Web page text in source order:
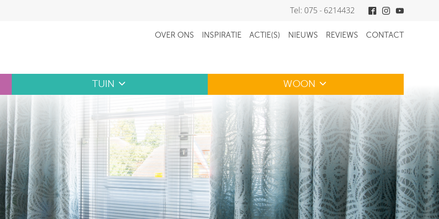
Tel: 075 - 6214432
OVER ONS INSPIRATIE ACTIE(S) NIEUWS REVIEWS CONTACT
TUIN WOON